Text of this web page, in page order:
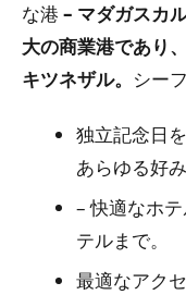
な港 – マダガスカ
大の商業港であり
キツネザル。 シー
独立記念日
あらゆる好
– 快適なホ
テルまで。
最適なアク